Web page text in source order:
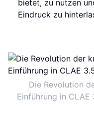
bietet, zu nutzen
Eindruck zu
Die Revolution
Einführung in